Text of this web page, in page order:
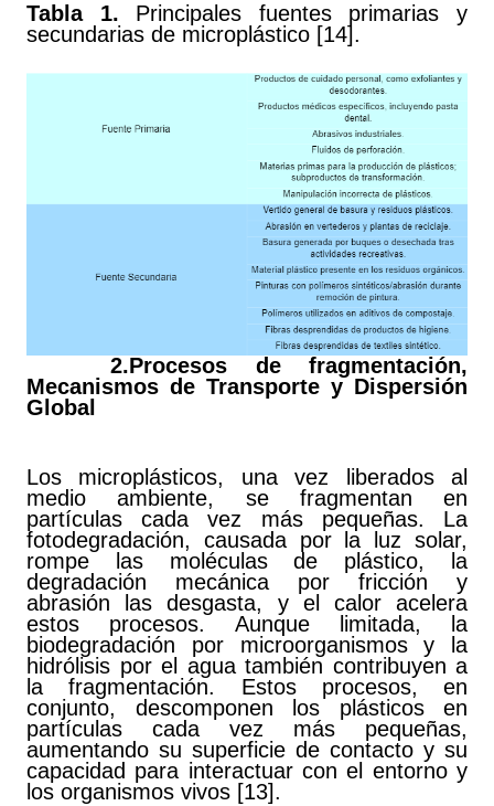
Tabla 1. Principales fuentes primarias y
secundarias de microplástico [14].
2.Procesos de fragmentación,
Mecanismos de Transporte y Dispersión
Global
Los microplásticos, una vez liberados al
medio ambiente, se fragmentan en
partículas cada vez más pequeñas. La
fotodegradación, causada por la luz solar,
rompe las moléculas de plástico, la
degradación mecánica por fricción y
abrasión las desgasta, y el calor acelera
estos procesos. Aunque limitada, la
biodegradación por microorganismos y la
hidrólisis por el agua también contribuyen a
la fragmentación. Estos procesos, en
conjunto, descomponen los plásticos en
partículas cada vez más pequeñas,
aumentando su superficie de contacto y su
capacidad para interactuar con el entorno y
los organismos vivos [13].